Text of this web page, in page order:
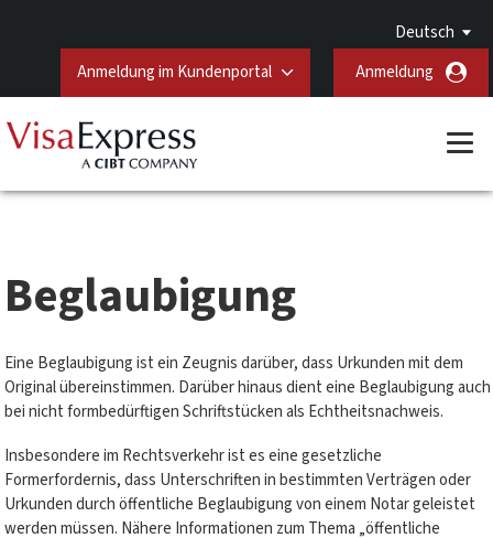
Deutsch
Anmeldung im Kundenportal
Anmeldung
Beglaubigung
Eine Beglaubigung ist ein Zeugnis darüber, dass Urkunden mit dem
Original übereinstimmen. Darüber hinaus dient eine Beglaubigung auch
bei nicht formbedürftigen Schriftstücken als Echtheitsnachweis.
Insbesondere im Rechtsverkehr ist es eine gesetzliche
Formerfordernis, dass Unterschriften in bestimmten Verträgen oder
Urkunden durch öffentliche Beglaubigung von einem Notar geleistet
werden müssen. Nähere Informationen zum Thema „öffentliche